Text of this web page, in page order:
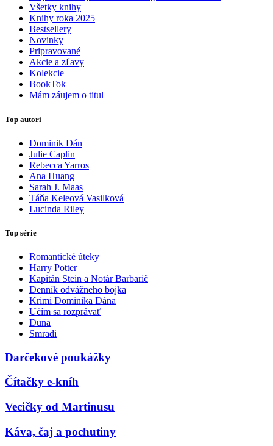
Všetky knihy
Knihy roka 2025
Bestsellery
Novinky
Pripravované
Akcie a zľavy
Kolekcie
BookTok
Mám záujem o titul
Top autori
Dominik Dán
Julie Caplin
Rebecca Yarros
Ana Huang
Sarah J. Maas
Táňa Keleová Vasilková
Lucinda Riley
Top série
Romantické úteky
Harry Potter
Kapitán Stein a Notár Barbarič
Denník odvážneho bojka
Krimi Dominika Dána
Učím sa rozprávať
Duna
Smradi
Darčekové poukážky
Čítačky e-kníh
Vecičky od Martinusu
Káva, čaj a pochutiny